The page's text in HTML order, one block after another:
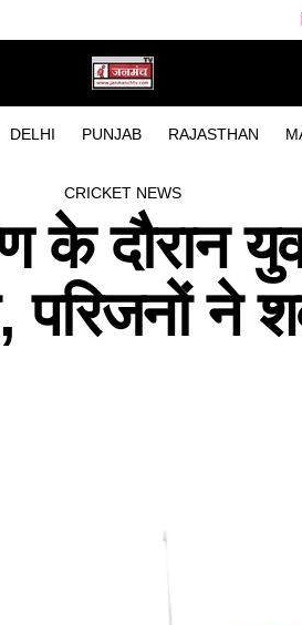
DELHI PUNJAB RAJASTHAN
CRICKET NEWS
ML vs TRT
के दौरान
ने